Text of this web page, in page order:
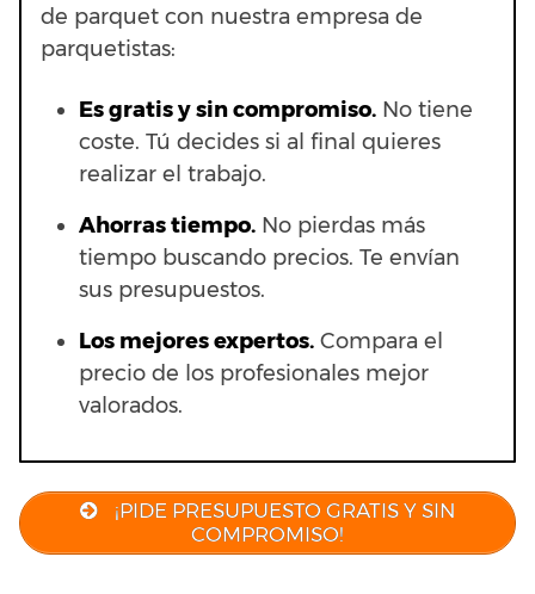
de parquet con nuestra empresa de
parquetistas:
Es gratis y sin compromiso. No tiene
coste. Tú decides si al final quieres
realizar el trabajo.
Ahorras tiempo. No pierdas más
tiempo buscando precios. Te envían
sus presupuestos.
Los mejores expertos. Compara el
precio de los profesionales mejor
valorados.
¡PIDE PRESUPUESTO GRATIS Y SIN
COMPROMISO!